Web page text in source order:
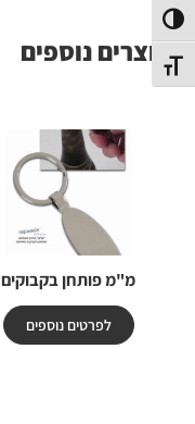
הפעל/כבה ניגודיות גבוהה
מתג גודל גופן
מוצרים נוספים
מ"מ פותחן בקבוקים
לפרטים נוספים